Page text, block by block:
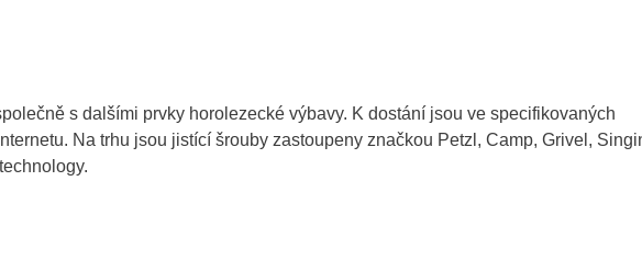
s dalšími prvky horolezecké výbavy. K dostání jsou ve specifikovaných
Na trhu jsou jistící šrouby zastoupeny značkou Petzl, Camp, Grivel,